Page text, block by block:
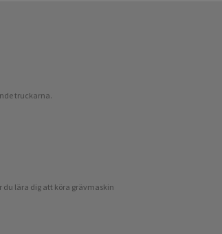
truckarna.
du lära dig att köra grävmaskin